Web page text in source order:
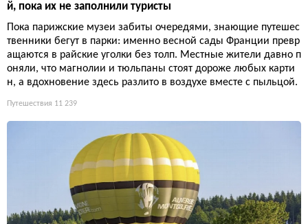
й, пока их не заполнили туристы
Пока парижские музеи забиты очередями, знающие путешес
твенники бегут в парки: именно весной сады Франции превр
ащаются в райские уголки без толп. Местные жители давно п
оняли, что магнолии и тюльпаны стоят дороже любых карти
н, а вдохновение здесь разлито в воздухе вместе с пыльцой.
Путешествия 11 239